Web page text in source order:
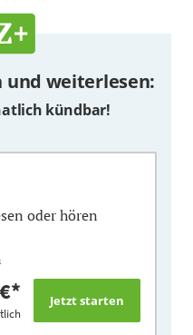
und weiterlesen:
kündbar!
oder hören
*